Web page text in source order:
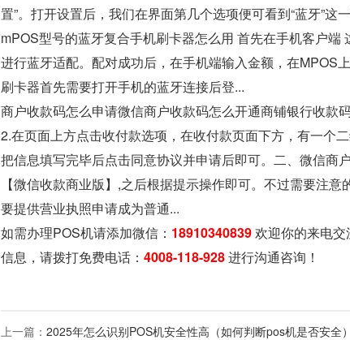
置”。打开设置后，我们在界面第几个选项便可看到“蓝牙”这
mPOS型号的蓝牙复合手机刷卡器怎么用 首先在手机客户
进行蓝牙适配。配对成功后，在手机端输入金额，在MPOS
刷卡器首先需要打开手机的蓝牙连接后登...
商户收款码怎么申请微信商户收款码怎么开通商铺银行收款
2.在页面上方点击收付款选项，在收付款页面下方，有一个
把信息填写完毕后点击同意协议并申请后即可。二、微信
【微信收款商业版】,之后根据提示操作即可。不过需要注
要提供营业执照申请成为普通...
如需办理POS机请添加微信： 18910340839欢迎你的来电交
信息，请拨打免费电话： 4008-118-928进行沟通咨询！
上一篇： 2025年怎么识别POS机安全性高（如何判断pos机是否安全）